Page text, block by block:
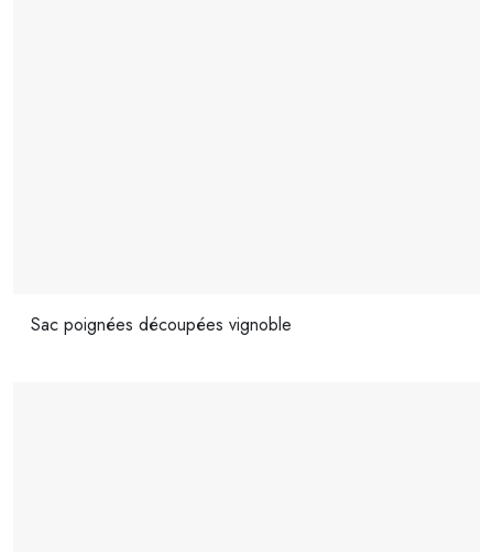
Sac poignées découpées vignoble